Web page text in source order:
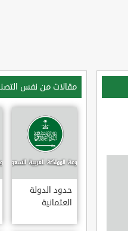
مقالات من نفس
حدود الدولة
العثمانية